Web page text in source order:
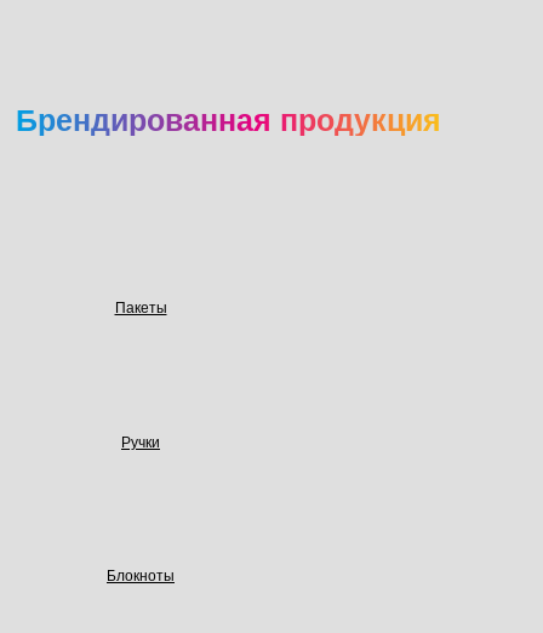
Брендированная продукция
Пакеты
Ручки
Блокноты